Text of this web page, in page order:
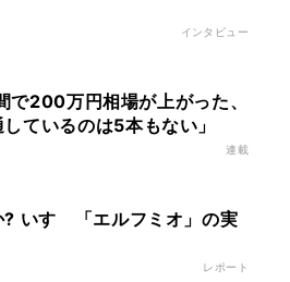
インタビュー
200万円相場が上がった、
ているのは5本もない」
連載
いすゞ「エルフミオ」の実
レポート